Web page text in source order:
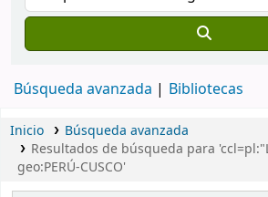
Búsqueda avanzada Bibliotecas
Inicio
Búsqueda avanzada
Resultados de búsqueda para
geo:PERÚ-CUSCO'